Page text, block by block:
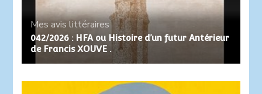
Mes avis littéraires
042/2026 : HFA ou Histoire d’un futur Antérieur
de Francis XOUVE .